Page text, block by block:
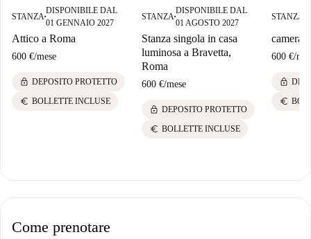
STANZA ■
DISPONIBILE DAL
01 GENNAIO 2027
Attico a Roma
600 €/mese
lock DEPOSITO PROTETTO
euro BOLLETTE INCLUSE
STANZA ■
DISPONIBILE DAL
01 AGOSTO 2027
Stanza singola in casa
luminosa a Bravetta,
Roma
600 €/mese
lock DEPOSITO PROTETTO
euro BOLLETTE INCLUSE
STANZA
camera
600 €/
lock
euro
Come prenotare